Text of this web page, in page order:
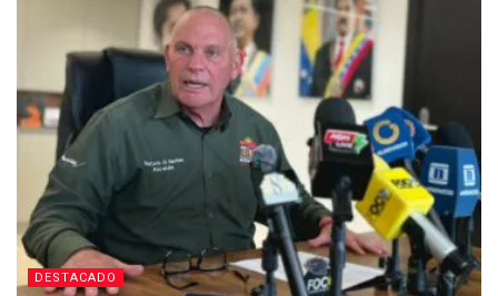
DESTACADO